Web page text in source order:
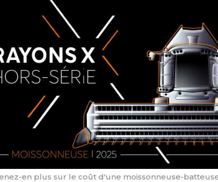
en plus sur le coût d'une moissonneuse-batteuse